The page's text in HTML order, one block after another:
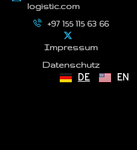
logistic.com
+97 155 115 63 66
Impressum
Datenschutz
DE EN